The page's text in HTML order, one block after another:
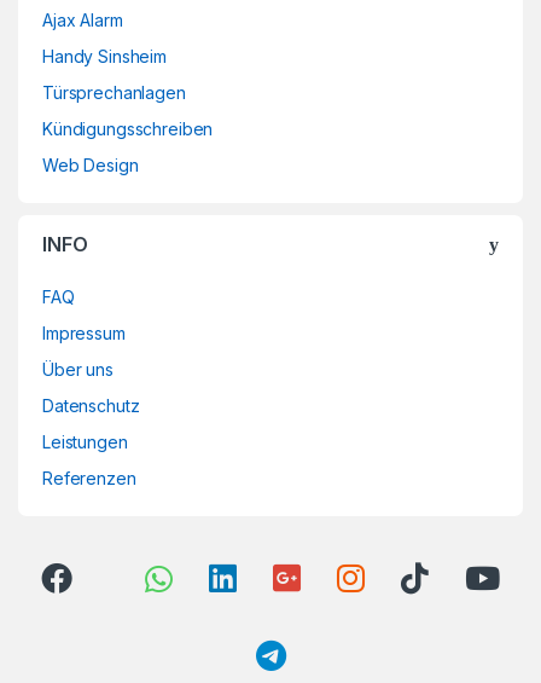
Ajax Alarm
Handy Sinsheim
Türsprechanlagen
Kündigungsschreiben
Web Design
INFO
FAQ
Impressum
Über uns
Datenschutz
Leistungen
Referenzen